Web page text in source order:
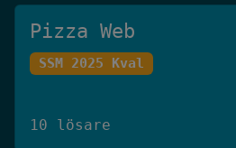
Pizza Web
SSM 2025 Kval
10 lösare